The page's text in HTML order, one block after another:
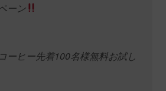
ーン
ーヒー先着100名様無料お試し